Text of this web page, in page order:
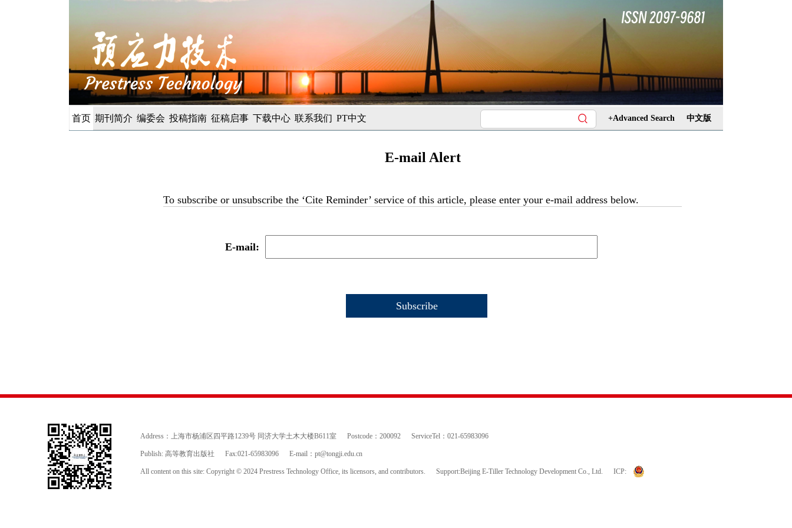
首页 期刊简介 编委会 投稿指南 征稿启事 下载中心 联系我们 PT中文 +Advanced Search 中文版
E-mail Alert
To subscribe or unsubscribe the ‘Cite Reminder’ service of this article, please enter your e-mail address below.
E-mail:
Address：上海市杨浦区四平路1239号 同济大学土木大楼B611室 Postcode：200092 ServiceTel：021-65983096
Publish: 高等教育出版社 Fax:021-65983096 E-mail： pt@tongji.edu.cn
All content on this site: Copyright © 2024 Prestress Technology Office, its licensors, and contributors. Support:Beijing E-Tiller Technology Development Co., Ltd. ICP: